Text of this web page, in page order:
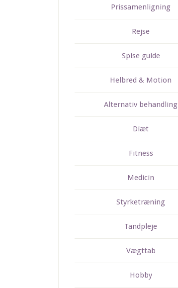
Prissamenligning
Rejse
Spise guide
Helbred & Motion
Alternativ behandling
Diæt
Fitness
Medicin
Styrketræning
Tandpleje
Vægttab
Hobby